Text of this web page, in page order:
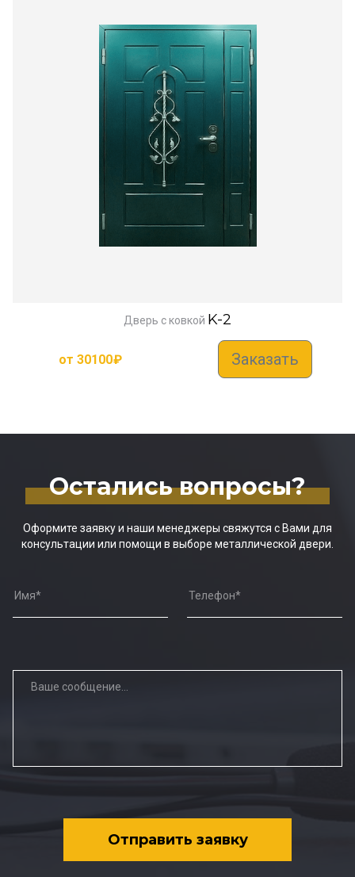
Дверь с ковкой K-2
от 30100₽ Заказать
Остались вопросы?
Оформите заявку и наши менеджеры свяжутся с Вами для
консультации или помощи в выборе металлической двери.
Отправить заявку